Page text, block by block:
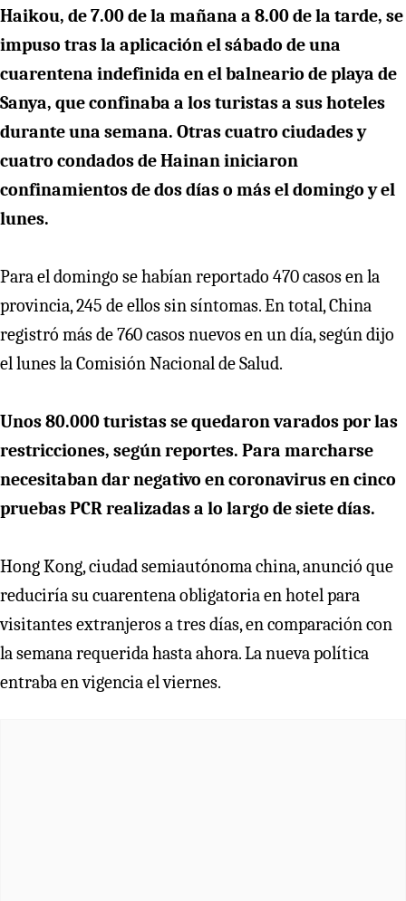
Haikou, de 7.00 de la mañana a 8.00 de la tarde, se
impuso tras la aplicación el sábado de una
cuarentena indefinida en el balneario de playa de
Sanya, que confinaba a los turistas a sus hoteles
durante una semana. Otras cuatro ciudades y
cuatro condados de Hainan iniciaron
confinamientos de dos días o más el domingo y el
lunes.
Para el domingo se habían reportado 470 casos en la
provincia, 245 de ellos sin síntomas. En total, China
registró más de 760 casos nuevos en un día, según dijo
el lunes la Comisión Nacional de Salud.
Unos 80.000 turistas se quedaron varados por las
restricciones, según reportes. Para marcharse
necesitaban dar negativo en coronavirus en cinco
pruebas PCR realizadas a lo largo de siete días.
Hong Kong, ciudad semiautónoma china, anunció que
reduciría su cuarentena obligatoria en hotel para
visitantes extranjeros a tres días, en comparación con
la semana requerida hasta ahora. La nueva política
entraba en vigencia el viernes.